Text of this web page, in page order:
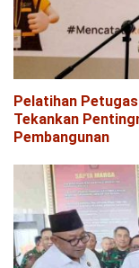
Pelatihan
Tekankan
Pembangunan